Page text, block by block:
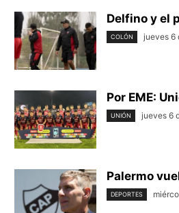
Delfino y el
COLÓN jueves 6
Por EME:
UNIÓN jueves 6
Palermo
DEPORTES